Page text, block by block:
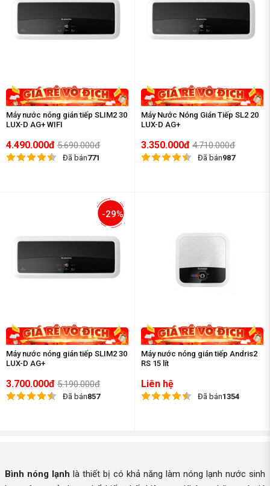
Máy nước nóng gián tiếp SLIM2 30
LUX-D AG+ WIFI
4.490.000đ 5.690.000đ
Đã bán771
Máy Nước Nóng Gián Tiếp SL2 20
LUX-D AG+
3.350.000đ 4.710.000đ
Đã bán987
-29%
Máy nước nóng gián tiếp SLIM2 30
LUX-D AG+
3.700.000đ 5.190.000đ
Đã bán857
Máy nước nóng gián tiếp Andris2
RS 15 lít
Liên hệ
Đã bán1354
Bình nóng lạnh là thiết bị có khả năng làm nóng lạnh nước sinh